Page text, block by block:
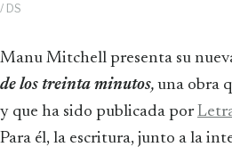
/ DS
Manu Mitchell presenta su
de los treinta minutos, una obra
y que ha sido publicada por
Para él, la escritura, junto a la